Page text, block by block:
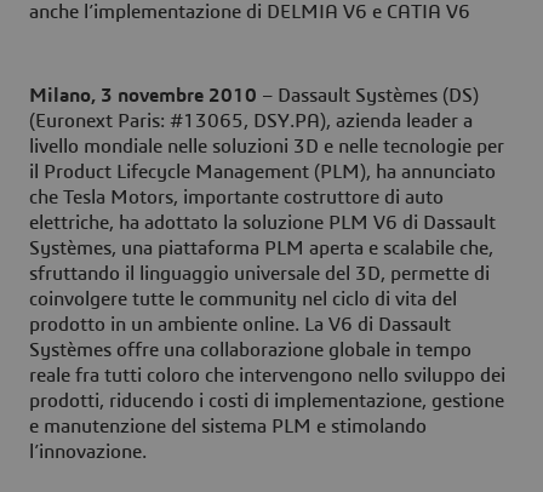
anche l’implementazione di DELMIA V6 e CATIA V6
Milano, 3 novembre 2010 – Dassault Systèmes (DS)
(Euronext Paris: #13065, DSY.PA), azienda leader a
livello mondiale nelle soluzioni 3D e nelle tecnologie per
il Product Lifecycle Management (PLM), ha annunciato
che Tesla Motors, importante costruttore di auto
elettriche, ha adottato la soluzione PLM V6 di Dassault
Systèmes, una piattaforma PLM aperta e scalabile che,
sfruttando il linguaggio universale del 3D, permette di
coinvolgere tutte le community nel ciclo di vita del
prodotto in un ambiente online. La V6 di Dassault
Systèmes offre una collaborazione globale in tempo
reale fra tutti coloro che intervengono nello sviluppo dei
prodotti, riducendo i costi di implementazione, gestione
e manutenzione del sistema PLM e stimolando
l’innovazione.